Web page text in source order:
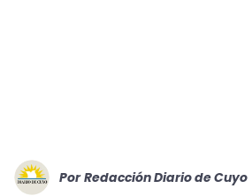
Por Redacción Diario de Cuyo